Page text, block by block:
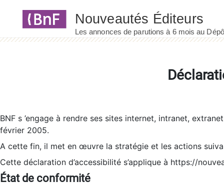
BNF s ’engage à rendre ses sites internet, intranet,
février 2005.
A cette fin, il met en œuvre la stratégie et les actions
Cette déclaration d’accessibilité s’applique à https://
État de conformité